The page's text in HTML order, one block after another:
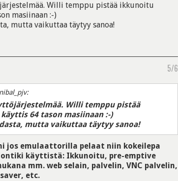
Willi temppu pistää ikkunoitu
masiinaan :-)
mutta vaikuttaa täytyy sanoa!
5/6
Willi temppu pistää
64 tason masiinaan :-)
mutta vaikuttaa täytyy sanoa!
jos emulaattorilla pelaat niin kokeilepa
käyttistä: Ikkunoitu, pre-emptive
mm. web selain, palvelin, VNC palvelin,
etc.